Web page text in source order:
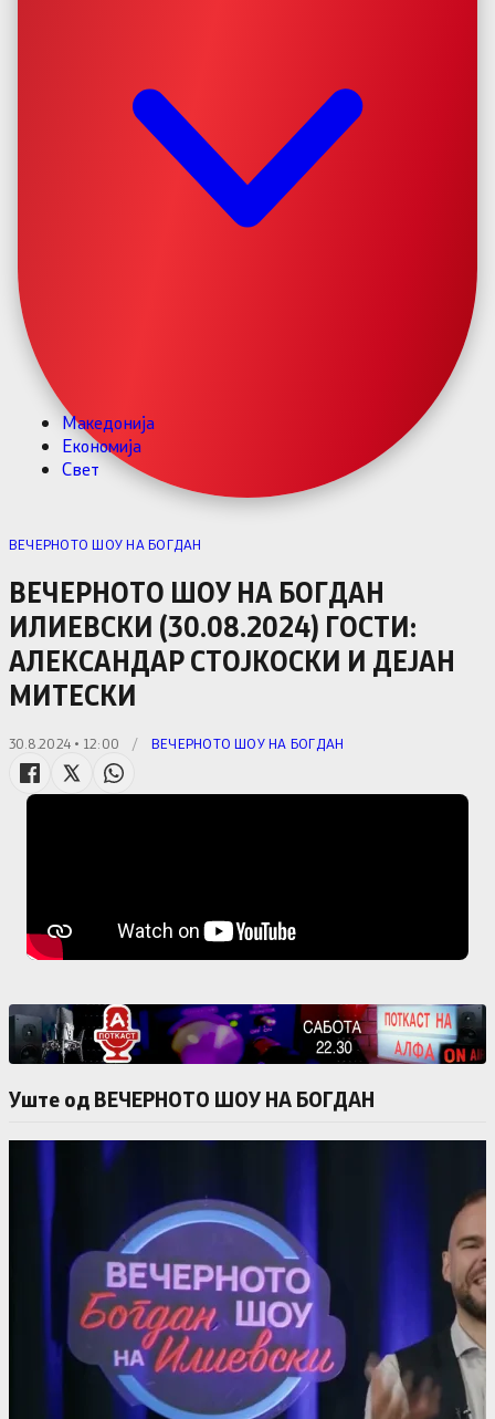
Македонија
Економија
Свет
ВЕЧЕРНОТО ШОУ НА БОГДАН
ВЕЧЕРНОТО ШОУ НА БОГДАН
ИЛИЕВСКИ (30.08.2024) ГОСТИ:
АЛЕКСАНДАР СТОЈКОСКИ И ДЕЈАН
МИТЕСКИ
30.8.2024 • 12:00 / ВЕЧЕРНОТО ШОУ НА БОГДАН
Уште од ВЕЧЕРНОТО ШОУ НА БОГДАН